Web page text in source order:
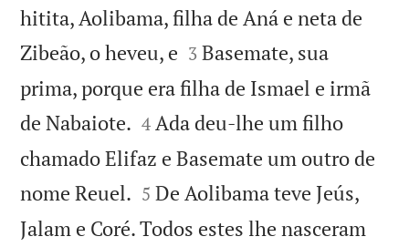
hitita, Aolibama, filha de Aná e neta de
Zibeão, o heveu, e 

3 Basemate, sua
prima, porque era filha de Ismael e irmã
de Nabaiote. 

4 Ada deu-lhe um filho
chamado Elifaz e Basemate um outro de
nome Reuel. 

5 De Aolibama teve Jeús,
Jalam e Coré. Todos estes lhe nasceram